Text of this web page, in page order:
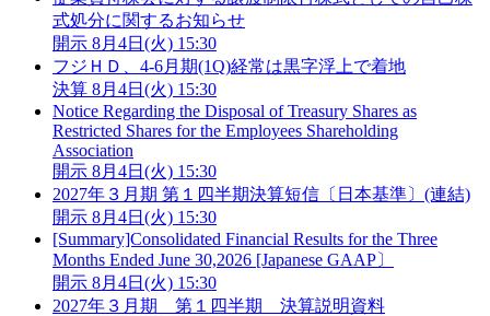
式処分に関するお知らせ
開示 8月4日(火) 15:30
フジＨＤ、4-6月期(1Q)経常は黒字浮上で着地
決算 8月4日(火) 15:30
Notice Regarding the Disposal of Treasury Shares as
Restricted Shares for the Employees Shareholding
Association
開示 8月4日(火) 15:30
2027年３月期 第１四半期決算短信〔日本基準〕(連結)
開示 8月4日(火) 15:30
[Summary]Consolidated Financial Results for the Three
Months Ended June 30,2026 [Japanese GAAP〕
開示 8月4日(火) 15:30
2027年３月期 第１四半期 決算説明資料